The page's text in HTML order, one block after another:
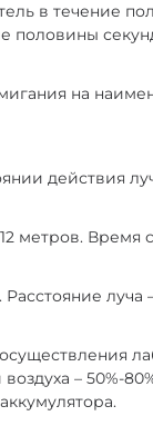
в течение
половины
на
действия
метров.
– 50%-